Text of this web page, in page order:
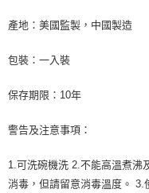
產地：美國監製，中國製造
包裝：一入裝
保存期限：10年
警告及注意事項：
1.可洗碗機洗 2.不能高溫煮沸
消毒，但請留意消毒溫度。 3.